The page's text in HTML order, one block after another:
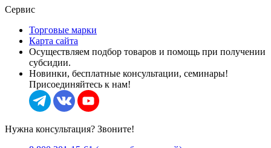
Сервис
Торговые марки
Карта сайта
Осуществляем подбор товаров и помощь при получении
субсидии.
Новинки, бесплатные консультации, семинары!
Присоединяйтесь к нам!
Нужна консультация? Звоните!